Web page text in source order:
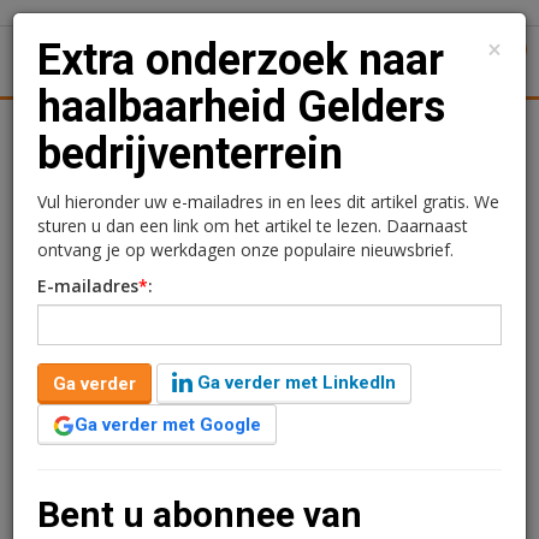
Nieuws Uitgelicht
Extra onderzoek naar
haalbaarheid Gelders
bedrijventerrein
Redactie
12 juli 2024 om 13:11
2 minuten leestijd
Voor de ontwikkeling van het bedrijventerrein
onderzoeken is nodig om duidelijkheid te krijgen over
×
Extra onderzoek naar
haalbaarheid Gelders
bedrijventerrein
Vul hieronder uw e-mailadres in en lees dit artikel gratis. We
sturen u dan een link om het artikel te lezen. Daarnaast
ontvang je op werkdagen onze populaire nieuwsbrief.
E-mailadres*:
Ga verder
Ga verder met LinkedIn
Ga verder met Google
Bent u abonnee van